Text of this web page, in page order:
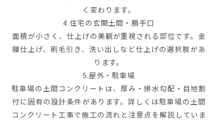
く変わります。
4.住宅の玄関土間・勝手口
面積が小さく、仕上げの美観が重視される部位です。金
鏝仕上げ、刷毛引き、洗い出しなど仕上げの選択肢があ
ります。
5.屋外・駐車場
駐車場の土間コンクリートは、厚み・排水勾配・目地割
付に固有の設計条件があります。詳しくは駐車場の土間
コンクリート工事で施工の流れと注意点を解説していま